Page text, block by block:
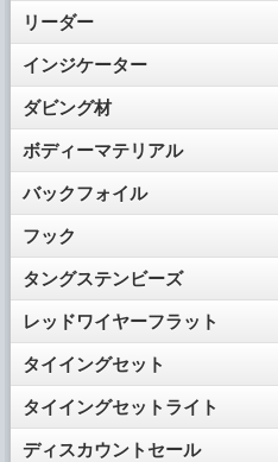
リーダー
インジケーター
ダビング材
ボディーマテリアル
バックフォイル
フック
タングステンビーズ
レッドワイヤーフラット
タイイングセット
タイイングセットライト
ディスカウントセール